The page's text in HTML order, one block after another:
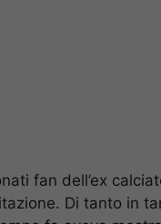
fan dell’ex
Di tanto in